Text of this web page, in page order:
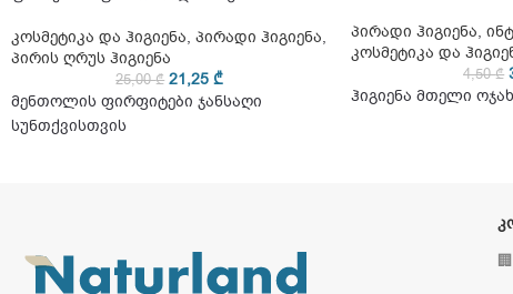
კოსმეტიკა და ჰიგიენა, პირადი ჰიგიენა,
პირის ღრუს ჰიგიენა
25,00₾ 21,25₾
მენთოლის ფირფიტები ჯანსაღი
სუნთქვისთვის
პირადი ჰიგიენა,
კოსმეტიკა და
4,50₾
ჰიგიენა მთელი